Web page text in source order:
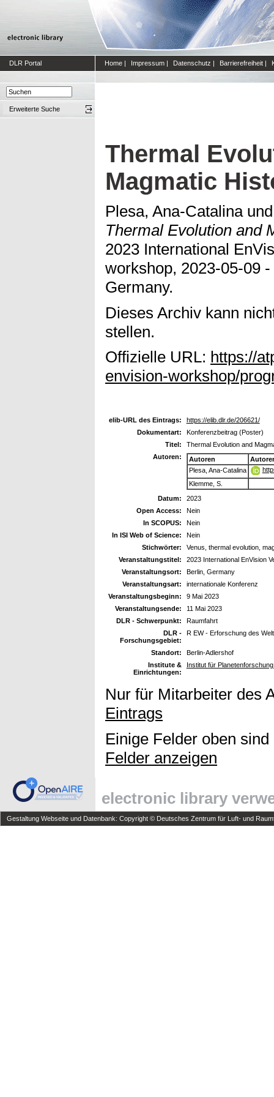
DLR Portal Home | Impressum | Datenschutz | Barrierefreiheit |
Erweiterte Suche
Thermal
Magmatic
Plesa, Ana-Catalina
Thermal Evolution and
2023 International
workshop, 2023-05-09
Germany.
Dieses Archiv kann
stellen.
Offizielle URL: https://
envision-workshop/
elib-URL des Eintrags:
https://elib.dlr.de/206621/
Dokumentart:
Konferenzbeitrag (Poster)
Titel:
Thermal Evolution and
Autoren:
Autoren
Plesa, Ana-Catalina
Klemme, S.
Datum:
2023
Open Access:
Nein
In SCOPUS:
Nein
In ISI Web of Science:
Nein
Stichwörter:
Venus, thermal evolution,
Veranstaltungstitel:
2023 International EnVision
Veranstaltungsort:
Berlin, Germany
Veranstaltungsart:
internationale Konferenz
Veranstaltungsbeginn:
9 Mai 2023
Veranstaltungsende:
11 Mai 2023
DLR - Schwerpunkt:
Raumfahrt
DLR -
Forschungsgebiet:
R EW - Erforschung des
Standort:
Berlin-Adlershof
Institute &
Einrichtungen:
Institut für
Nur für Mitarbeiter des
Eintrags
Einige Felder oben
Felder anzeigen
electronic library
Gestaltung Webseite und Datenbank: Copyright © Deutsches Zentrum für Luft- und